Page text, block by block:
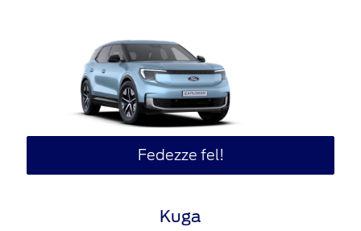
Fedezze fel!
Kuga